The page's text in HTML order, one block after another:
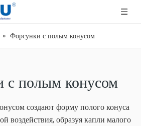
» Форсунки с полым конусом
с полым конусом
создают форму полого конуса
воздействия, образуя капли малого